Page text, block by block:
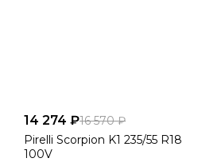
14 274 ₽16 570 ₽
Pirelli Scorpion K1 235/55 R18
100V